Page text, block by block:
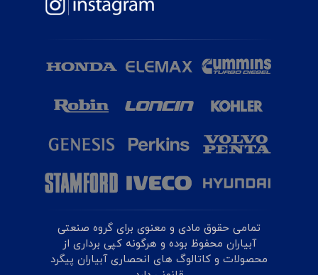
تمامی حقوق مادی و معنوی برای گروه صنعتی
آبیاران محفوظ بوده و هرگونه کپی برداری از
محصولات و کاتالوگ های انحصاری آبیاران پیگرد